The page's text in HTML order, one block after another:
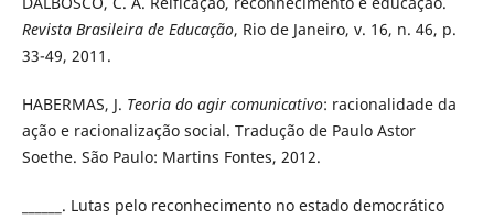
Revista Brasileira de Educação, Rio de Janeiro, v. 16, n. 46, p.
33-49, 2011.
HABERMAS, J. Teoria do agir comunicativo: racionalidade da
ação e racionalização social. Tradução de Paulo Astor
Soethe. São Paulo: Martins Fontes, 2012.
______. Lutas pelo reconhecimento no estado democrático